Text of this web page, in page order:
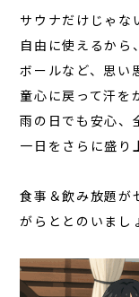
サウナだけじゃな
自由に使えるから
ボールなど、思い
童心に戻って汗を
雨の日でも安心、
一日をさらに盛り
食事＆飲み放題が
がらととのいまし